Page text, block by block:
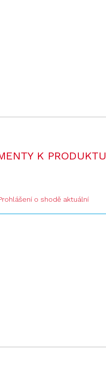
K PRODUKTU
o shodě aktuální